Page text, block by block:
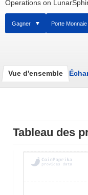
Operations on
Gagner Porte Monnaie
Vue d'ensemble
Tableau des